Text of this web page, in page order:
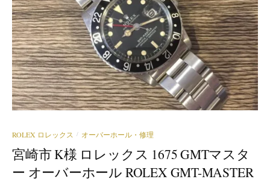
ROLEX ロレックス / オーバーホール・修理
宮崎市 K様 ロレックス 1675 GMTマスタ
ー オーバーホール ROLEX GMT-MASTER